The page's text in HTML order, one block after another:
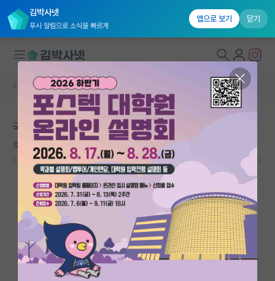
김박사넷
푸시 알림으로 소식을 빠르게
앱으로 보기 닫기
대학원생 모집
국내대학원 정보
연구실&오픈랩
커뮤니티
커뮤니티 홈
전체글보기
베스트 게시판
IF 명예의전당
커뮤니티 홈 자유 게시판(아무개랩)
국내 박사를 인정해주지 않는 이유는 뭔가요?
호탕한 찰스 다윈
2026.04.24 41 8043